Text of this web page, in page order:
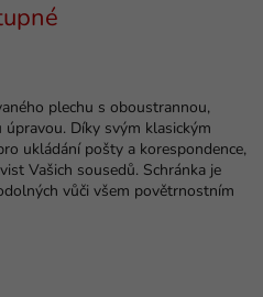
plechu s oboustrannou,
Díky svým klasickým
ukládání pošty a korespondence,
Vašich sousedů. Schránka je
vůči všem povětrnostním